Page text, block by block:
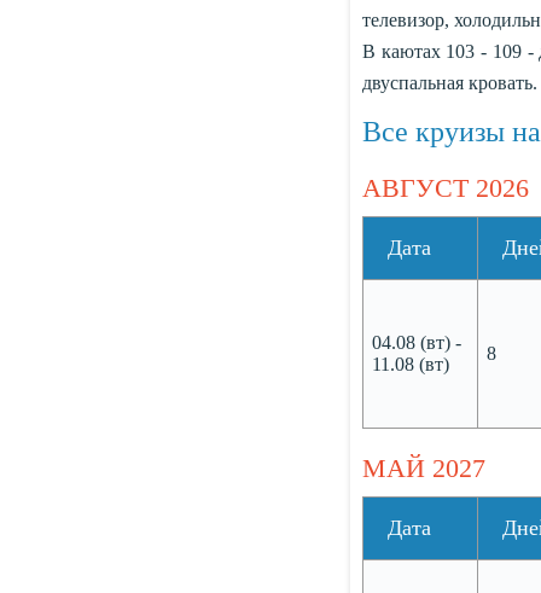
телевизор,
В каютах 103 - 109 -
двуспальная кровать.
Все круизы
АВГУСТ 2026
Дата
04.08 (вт) -
11.08 (вт)
8
МАЙ 2027
Дата